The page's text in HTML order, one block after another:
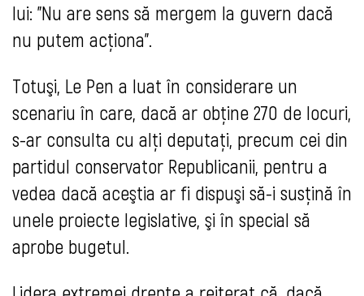
lui: "Nu are sens să mergem la guvern dacă
nu putem acţiona".
Totuşi, Le Pen a luat în considerare un
scenariu în care, dacă ar obţine 270 de locuri,
s-ar consulta cu alţi deputaţi, precum cei din
partidul conservator Republicanii, pentru a
vedea dacă aceştia ar fi dispuşi să-i susţină în
unele proiecte legislative, şi în special să
aprobe bugetul.